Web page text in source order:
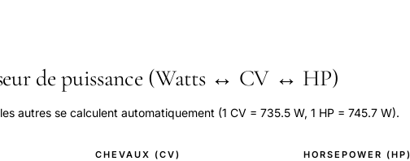
de puissance (Watts ↔ CV ↔ HP)
autres se calculent automatiquement (1 CV = 735.5 W, 1 HP = 745.7 W).
CHEVAUX (CV) HORSEPOWER (HP)